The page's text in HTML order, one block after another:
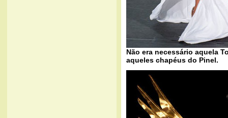
Não era necessário aquela
aqueles chapéus do Pinel.